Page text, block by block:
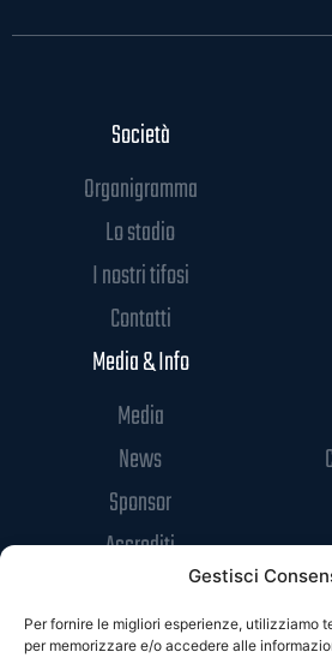
Gestisci
Per fornire le migliori esperienze, utilizziamo
per memorizzare e/o accedere alle
Società
Organigramma
Lo stadio
I nostri tifosi
Contatti
Media & Info
Media
News
Sponsor
Accrediti